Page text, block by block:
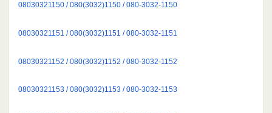
08030321150 / 080(3032)1150 / 080-3032-1150
08030321151 / 080(3032)1151 / 080-3032-1151
08030321152 / 080(3032)1152 / 080-3032-1152
08030321153 / 080(3032)1153 / 080-3032-1153